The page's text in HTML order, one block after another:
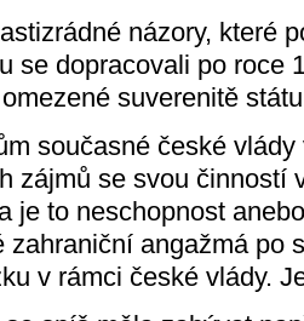
názory, které
se dopracovali po roce
suverenitě
současné české
zájmů se svou činností
je to neschopnost
zahraniční angažmá po
v rámci české vlády.